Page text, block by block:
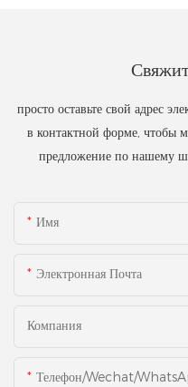
просто оставьте свой адрес
в контактной форме, чтобы
предложение по нашему
Имя
Электронная Почта
Компания
Телефон/Wechat/